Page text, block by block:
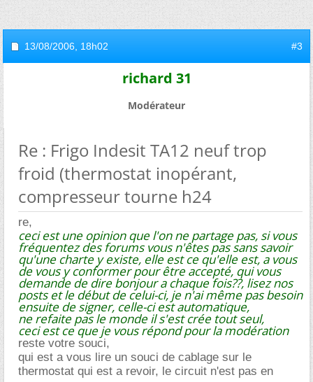
13/08/2006, 18h02 #3
richard 31
Modérateur
Re : Frigo Indesit TA12 neuf trop
froid (thermostat inopérant,
compresseur tourne h24
re,
ceci est une opinion que l'on ne partage pas, si vous
fréquentez des forums vous n'êtes pas sans savoir
qu'une charte y existe, elle est ce qu'elle est, a vous
de vous y conformer pour être accepté, qui vous
demande de dire bonjour a chaque fois??, lisez nos
posts et le début de celui-ci, je n'ai même pas besoin
ensuite de signer, celle-ci est automatique,
ne refaite pas le monde il s'est crée tout seul,
ceci est ce que je vous répond pour la modération
reste votre souci,
qui est a vous lire un souci de cablage sur le
thermostat qui est a revoir, le circuit n'est pas en